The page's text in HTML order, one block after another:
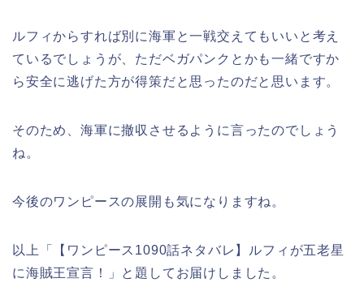
ルフィからすれば別に海軍と一戦交えてもいいと考え
ているでしょうが、ただベガパンクとかも一緒ですか
ら安全に逃げた方が得策だと思ったのだと思います。
そのため、海軍に撤収させるように言ったのでしょう
ね。
今後のワンピースの展開も気になりますね。
以上「【ワンピース1090話ネタバレ】ルフィが五老星
に海賊王宣言！」と題してお届けしました。